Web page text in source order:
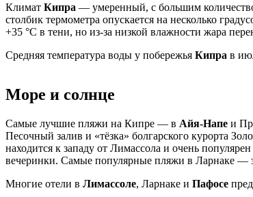
Климат Кипра — умеренный, с большим
столбик термометра опускается на несколько
+35 °C в тени, но из-за низкой влажности жара
Средняя температура воды у побережья Кипра в
Море и солнце
Самые лучшие пляжи на Кипре — в Айя-Напе и
Песочный залив и «тёзка» болгарского курорта
находится к западу от Лимассола и очень
вечеринки. Самые популярные пляжи в Ларнаке —
Многие отели в Лимассоле, Ларнаке и Пафосе